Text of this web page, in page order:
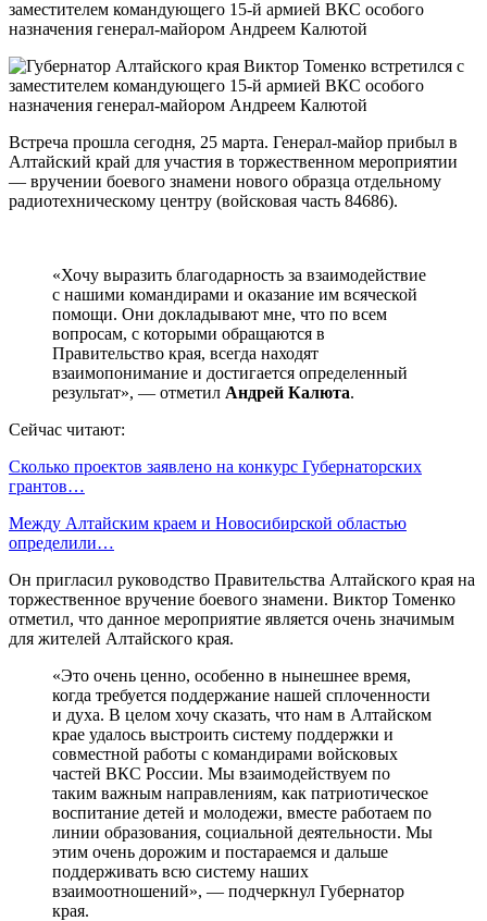
Встреча прошла сегодня, 25 марта. Генерал-майор прибыл в
Алтайский край для участия в торжественном мероприятии
— вручении боевого знамени нового образца отдельному
радиотехническому центру (войсковая часть 84686).
«Хочу выразить благодарность за взаимодействие
с нашими командирами и оказание им всяческой
помощи. Они докладывают мне, что по всем
вопросам, с которыми обращаются в
Правительство края, всегда находят
взаимопонимание и достигается определенный
результат», — отметил Андрей Калюта.
Сейчас читают:
Сколько проектов заявлено на конкурс Губернаторских
грантов…
Между Алтайским краем и Новосибирской областью
определили…
Он пригласил руководство Правительства Алтайского края на
торжественное вручение боевого знамени. Виктор Томенко
отметил, что данное мероприятие является очень значимым
для жителей Алтайского края.
«Это очень ценно, особенно в нынешнее время,
когда требуется поддержание нашей сплоченности
и духа. В целом хочу сказать, что нам в Алтайском
крае удалось выстроить систему поддержки и
совместной работы с командирами войсковых
частей ВКС России. Мы взаимодействуем по
таким важным направлениям, как патриотическое
воспитание детей и молодежи, вместе работаем по
линии образования, социальной деятельности. Мы
этим очень дорожим и постараемся и дальше
поддерживать всю систему наших
взаимоотношений», — подчеркнул Губернатор
края.